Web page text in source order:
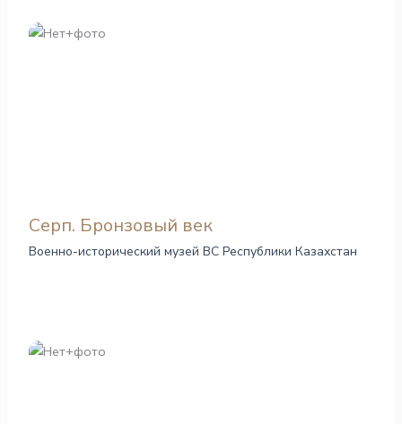
Серп. Бронзовый век
Военно-исторический музей ВС Республики Казахстан